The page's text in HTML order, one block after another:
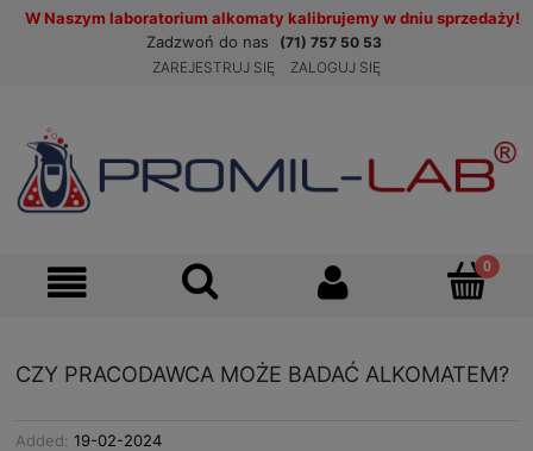
W Naszym laboratorium alkomaty kalibrujemy w dniu sprzedaży!
Zadzwoń do nas
(71) 757 50 53
ZAREJESTRUJ SIĘ
ZALOGUJ SIĘ
CZY PRACODAWCA MOŻE BADAĆ ALKOMATEM?
Added: 19-02-2024